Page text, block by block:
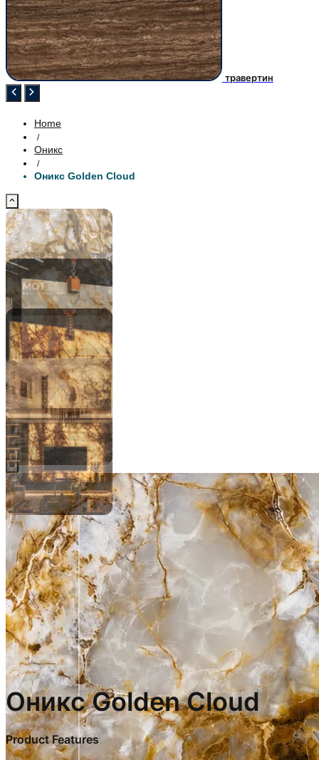
травертин
Home
/
Оникс
/
Оникс Golden Cloud
Оникс Golden Cloud
Product Features